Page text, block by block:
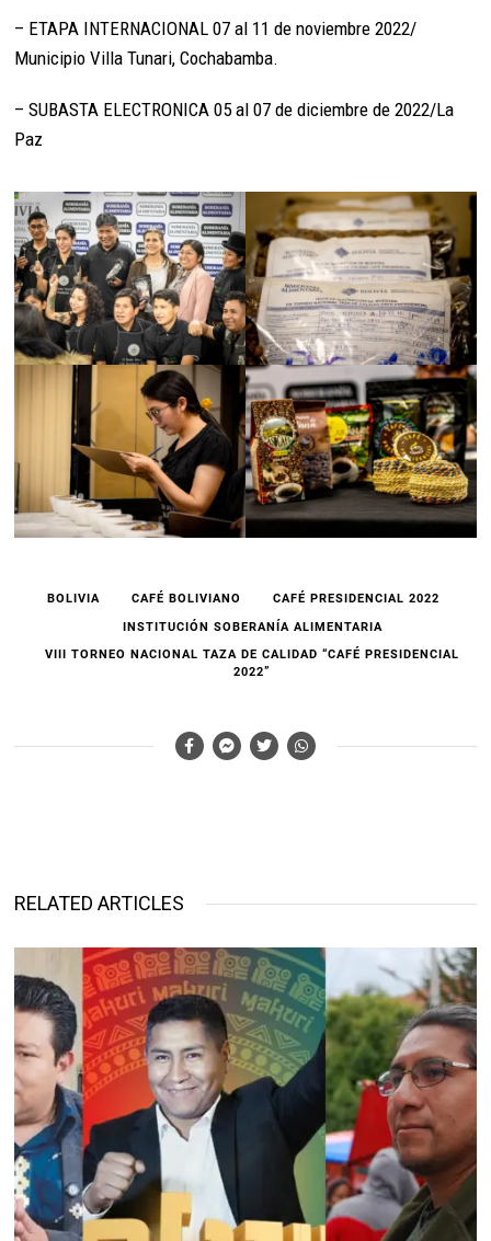
– ETAPA INTERNACIONAL 07 al 11 de noviembre 2022/
Municipio Villa Tunari, Cochabamba.
– SUBASTA ELECTRONICA 05 al 07 de diciembre de 2022/La
Paz
BOLIVIA CAFÉ BOLIVIANO
CAFÉ PRESIDENCIAL 2022
INSTITUCIÓN SOBERANÍA ALIMENTARIA
VIII TORNEO NACIONAL TAZA DE CALIDAD “CAFÉ PRESIDENCIAL
2022”
RELATED ARTICLES